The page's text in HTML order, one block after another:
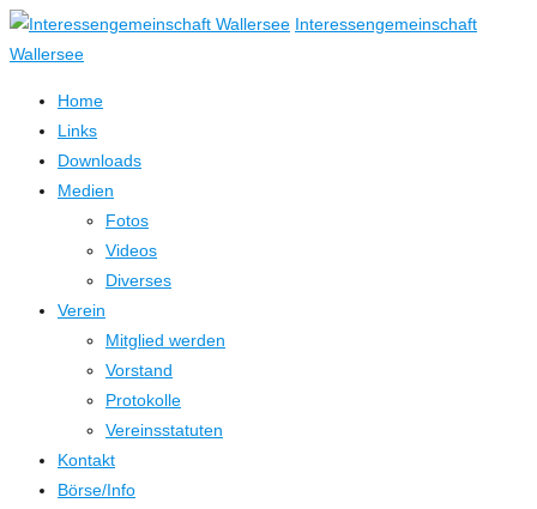
↓
Zum
Interessengemeinschaft
Wallersee
Home
Links
Downloads
Medien
Fotos
Videos
Diverses
Verein
Mitglied werden
Vorstand
Protokolle
Vereinsstatuten
Kontakt
Börse/Info